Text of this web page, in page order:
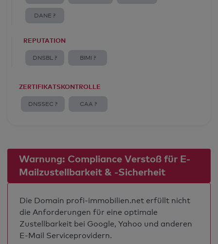
DANE ?
REPUTATION
DNSBL ? BIMI ?
ZERTIFIKATSKONTROLLE
DNSSEC ? CAA ?
Warnung: Compliance Verstoß für E-
Mailzustellbarkeit & -Sicherheit
Die Domain profi-immobilien.net erfüllt nicht
die Anforderungen für eine optimale
Zustellbarkeit bei Google, Yahoo und anderen
E-Mail Serviceprovidern.